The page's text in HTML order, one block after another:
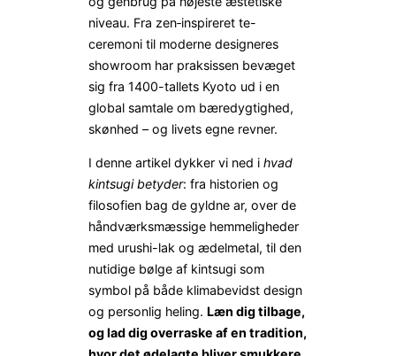
niveau. Fra zen‐inspireret te-
ceremoni til moderne designeres
showroom har praksissen bevæget
sig fra 1400-tallets Kyoto ud i en
global samtale om bæredygtighed,
skønhed – og livets egne revner.
I denne artikel dykker vi ned i hvad
kintsugi betyder: fra historien og
filosofien bag de gyldne ar, over de
håndværksmæssige hemmeligheder
med urushi-lak og ædelmetal, til den
nutidige bølge af kintsugi som
symbol på både klimabevidst design
og personlig heling. Læn dig tilbage,
og lad dig overraske af en tradition,